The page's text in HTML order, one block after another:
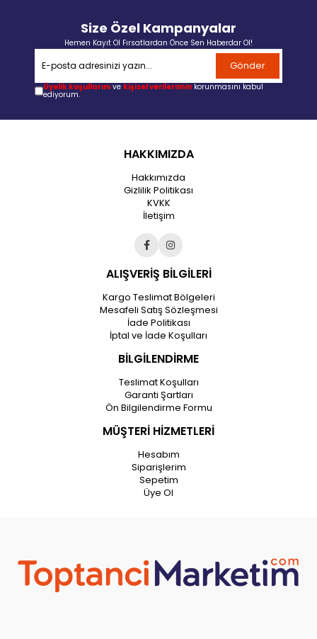
Size Özel Kampanyalar
Hemen Kayıt Ol Fırsatlardan Önce Sen Haberdar Ol!
Gönder
Üyelik koşullarını ve kişisel verilerimin korunmasını kabul
ediyorum.
HAKKIMIZDA
Hakkımızda
Gizlilik Politikası
KVKK
İletişim
ALIŞVERİŞ BİLGİLERİ
Kargo Teslimat Bölgeleri
Mesafeli Satış Sözleşmesi
İade Politikası
İptal ve İade Koşulları
BİLGİLENDİRME
Teslimat Koşulları
Garanti Şartları
Ön Bilgilendirme Formu
MÜŞTERİ HİZMETLERİ
Hesabım
Siparişlerim
Sepetim
Üye Ol